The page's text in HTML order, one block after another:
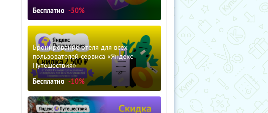
Бесплатно -50%
Бронирование отеля для всех
пользователей сервиса «Яндекс
Путешествия»
Бесплатно -10%